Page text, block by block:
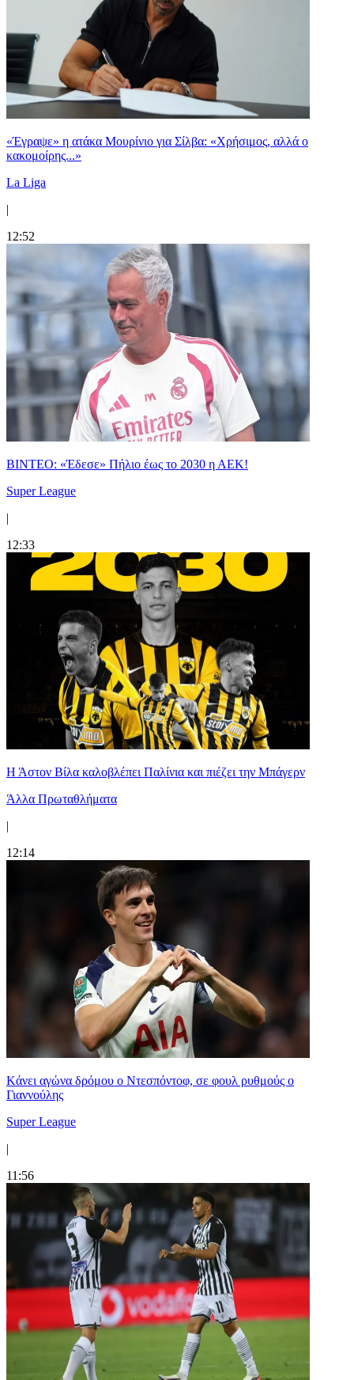
«Έγραψε» η ατάκα Μουρίνιο για Σίλβα: «Χρήσιμος, αλλά ο
κακομοίρης...»
La Liga
|
12:52
ΒΙΝΤΕΟ: «Έδεσε» Πήλιο έως το 2030 η ΑΕΚ!
Super League
|
12:33
Η Άστον Βίλα καλοβλέπει Παλίνια και πιέζει την Μπάγερν
Άλλα Πρωταθλήματα
|
12:14
Kάνει αγώνα δρόμου ο Ντεσπόντοφ, σε φουλ ρυθμούς ο
Γιαννούλης
Super League
|
11:56